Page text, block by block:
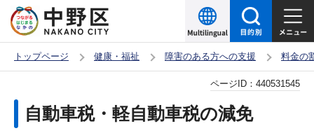
の
ー
トップページ 健康・福祉 障害のある方への支援 料金の
自動車税・軽自動車税の減免
ページID： 440531545